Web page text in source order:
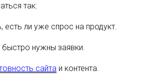
так:
есть ли уже спрос на продукт.
быстро нужны заявки.
сайта и контента.